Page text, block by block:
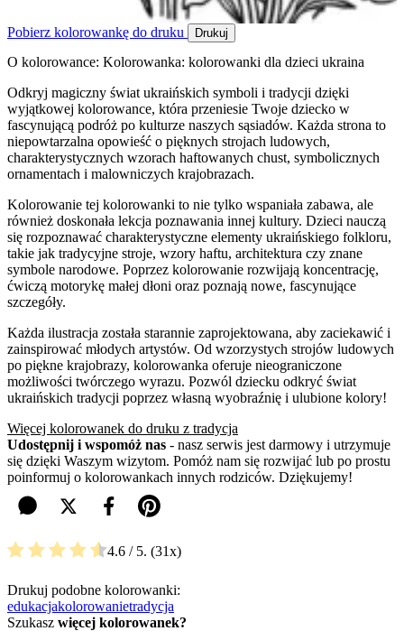
Pobierz kolorowankę do druku Drukuj
O kolorowance: Kolorowanka: kolorowanki dla dzieci ukraina
Odkryj magiczny świat ukraińskich symboli i tradycji dzięki
wyjątkowej kolorowance, która przeniesie Twoje dziecko w
fascynującą podróż po kulturze naszych sąsiadów. Każda strona to
niepowtarzalna opowieść o pięknych strojach ludowych,
charakterystycznych wzorach haftowanych chust, symbolicznych
ornamentach i malowniczych krajobrazach.
Kolorowanie tej kolorowanki to nie tylko wspaniała zabawa, ale
również doskonała lekcja poznawania innej kultury. Dzieci nauczą
się rozpoznawać charakterystyczne elementy ukraińskiego folkloru,
takie jak tradycyjne stroje, wzory haftu, architektura czy znane
symbole narodowe. Poprzez kolorowanie rozwijają koncentrację,
ćwiczą motorykę małej dłoni oraz poznają nowe, fascynujące
szczegóły.
Każda ilustracja została starannie zaprojektowana, aby zaciekawić i
zainspirować młodych artystów. Od wzorzystych strojów ludowych
po piękne krajobrazy, kolorowanka oferuje nieograniczone
możliwości twórczego wyrazu. Pozwól dziecku odkryć świat
ukraińskich tradycji poprzez własną wyobraźnię i ulubione kolory!
Więcej kolorowanek do druku z tradycja
Udostępnij i wspomóż nas - nasz serwis jest darmowy i utrzymuje
się dzięki Waszym wizytom. Pomóż nam się rozwijać lub po prostu
poinformuj o kolorowankach innych rodziców. Dziękujemy!
4.6 / 5. 31
Drukuj podobne kolorowanki:
edukacjakolorowanietradycja
Szukasz więcej kolorowanek?